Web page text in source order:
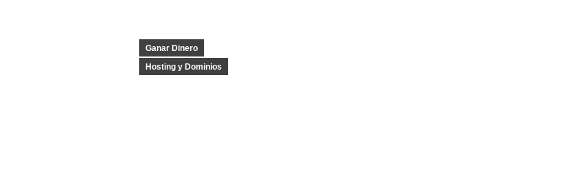
Ganar Dinero
Hosting y Dominios